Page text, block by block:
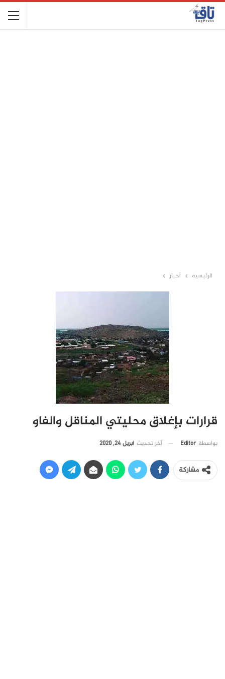
الرئيسية أخبار
قرارات بإغلاق محليتي المناقل والفاو
بواسطة Editor آخر تحديث أبريل 24, 2020
مشاركة